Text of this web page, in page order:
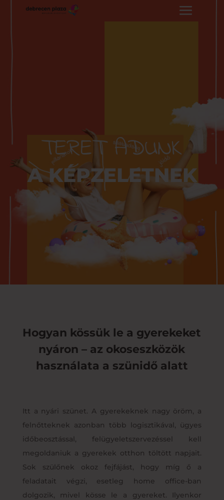
TERET ADUNK
A KÉPZELETNEK
Hogyan kössük le a gyerekeket
nyáron – az okoseszközök
használata a szünidő alatt
Itt a nyári szünet. A gyerekeknek nagy öröm, a
felnőtteknek azonban több logisztikával, ügyes
időbeosztással, felügyeletszervezéssel kell
megoldaniuk a gyerekek otthon töltött napjait.
Sok szülőnek okoz fejfájást, hogy míg ő a
feladatait végzi, esetleg home office-ban
dolgozik, mivel kösse le a gyereket. Ilyenkor